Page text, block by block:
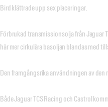
Bird klättrade upp sex placeringar.
Förbrukad transmissionsolja från Jaguar
här mer cirkulära basoljan blandas med
Den framgångsrika användningen av den
Både Jaguar TCS Racing och Castrol